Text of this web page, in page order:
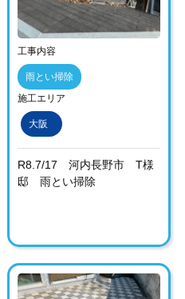
工事内容
雨とい掃除
施工エリア
大阪
R8.7/17 河内長野市 T様
邸 雨とい掃除